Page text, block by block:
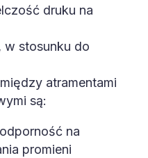
druku na
w stosunku do
atramentami
są:
na
promieni